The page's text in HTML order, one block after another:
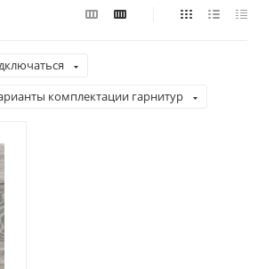
комплектации гарнитур